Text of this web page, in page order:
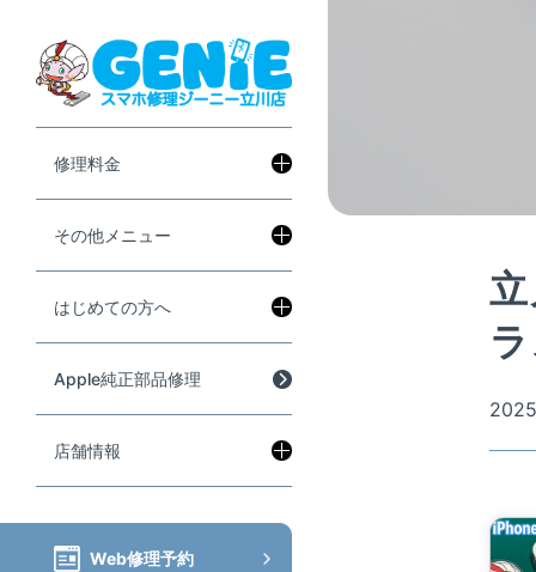
修理料金
その他メニュー
はじめての方へ
Apple純正部品修理
店舗情報
Web修理予約